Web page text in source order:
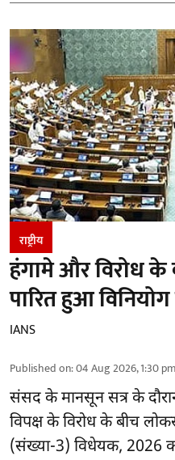
राष्ट्रीय
हंगामे और विरोध
पारित हुआ
IANS
Published on:04 Aug 2026, 1:30 pm
संसद के मानसून सत्र के
विपक्ष के विरोध के बीच
(संख्या-3) विधेयक, 2026